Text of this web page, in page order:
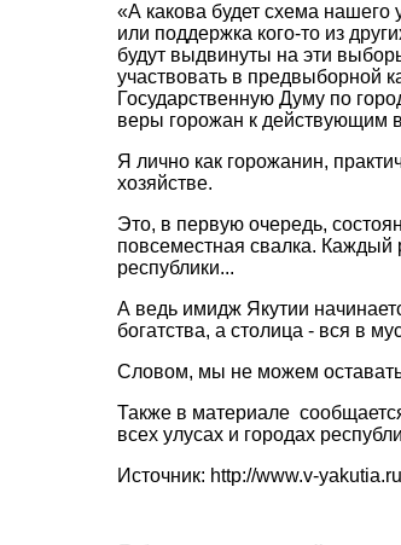
«А какова будет схема нашего
или поддержка кого-то из
будут выдвинуты на эти
участвовать в предвыборной
Государственную Думу по
веры горожан к действующим
Я лично как горожанин,
хозяйстве.
Это, в первую очередь,
повсеместная свалка. Каждый
республики...
А ведь имидж Якутии
богатства, а столица - вся в
Словом, мы не можем
Также в материале
всех улусах и городах
Источник: http://www.v-